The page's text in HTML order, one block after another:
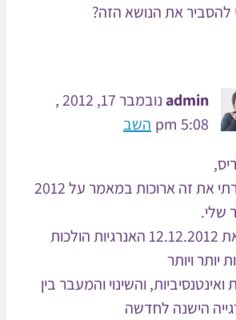
את הנושא הזה?
נובמבר 17, 2012 ,
השב
הסברתי את זה ארוכות במאמר על 2012
לקראת 12.12.2012 האנרגיות הולכות
והשינוי והמעבר בין
לחדשה